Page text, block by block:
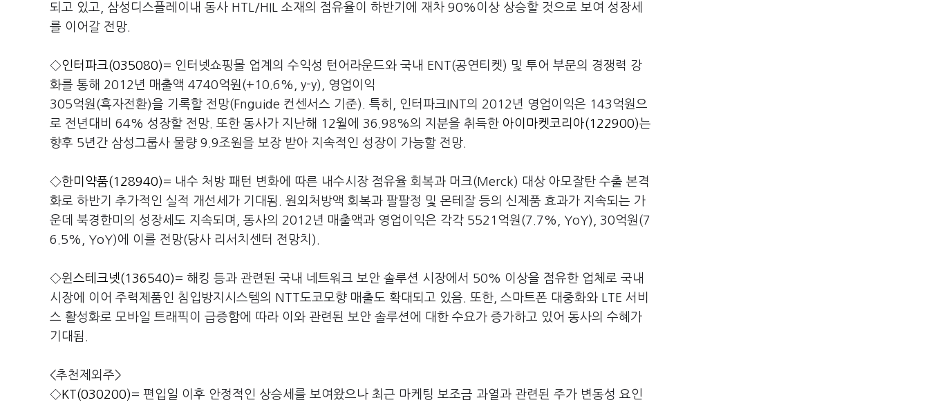
되고 있고, 삼성디스플레이내 동사 HTL/HIL 소재의 점유율이 하반기에 재차 90%이상 상승할 것으로 보여 성장세
를 이어갈 전망.
◇인터파크(035080)= 인터넷쇼핑몰 업계의 수익성 턴어라운드와 국내 ENT(공연티켓) 및 투어 부문의 경쟁력 강
화를 통해 2012년 매출액 4740억원(+10.6%, y-y), 영업이익
305억원(흑자전환)을 기록할 전망(Fnguide 컨센서스 기준). 특히, 인터파크INT의 2012년 영업이익은 143억원으
로 전년대비 64% 성장할 전망. 또한 동사가 지난해 12월에 36.98%의 지분을 취득한 아이마켓코리아(122900)는
향후 5년간 삼성그룹사 물량 9.9조원을 보장 받아 지속적인 성장이 가능할 전망.
◇한미약품(128940)= 내수 처방 패턴 변화에 따른 내수시장 점유율 회복과 머크(Merck) 대상 아모잘탄 수출 본격
화로 하반기 추가적인 실적 개선세가 기대됨. 원외처방액 회복과 팔팔정 및 몬테잘 등의 신제품 효과가 지속되는 가
운데 북경한미의 성장세도 지속되며, 동사의 2012년 매출액과 영업이익은 각각 5521억원(7.7%, YoY), 30억원(7
6.5%, YoY)에 이를 전망(당사 리서치센터 전망치).
◇윈스테크넷(136540)= 해킹 등과 관련된 국내 네트워크 보안 솔루션 시장에서 50% 이상을 점유한 업체로 국내
시장에 이어 주력제품인 침입방지시스템의 NTT도코모향 매출도 확대되고 있음. 또한, 스마트폰 대중화와 LTE 서비
스 활성화로 모바일 트래픽이 급증함에 따라 이와 관련된 보안 솔루션에 대한 수요가 증가하고 있어 동사의 수혜가
기대됨.
<추천제외주>
◇KT(030200)= 편입일 이후 안정적인 상승세를 보여왔으나 최근 마케팅 보조금 과열과 관련된 주가 변동성 요인